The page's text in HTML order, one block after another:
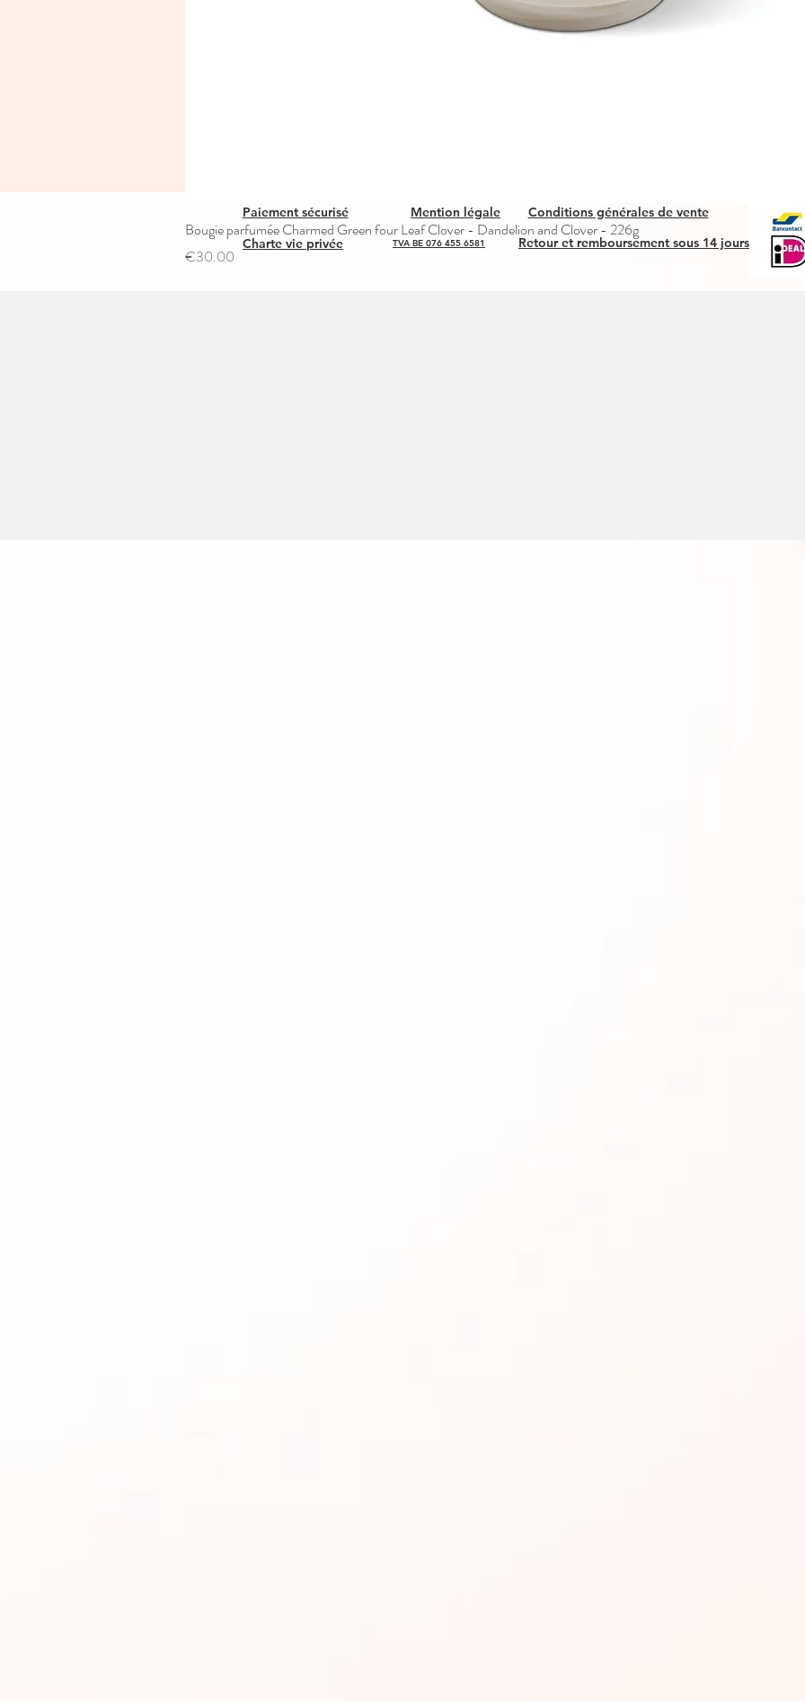
Quick View
Bougie parfumée Charmed Green four Leaf Clover - Dandelion and Clover - 226g
Price
€30.00
Paiement sécurisé Mention légale
Conditions générales de vente
Charte vie privée
Retour et remboursement sous 14 jours
TVA BE 076 455 6581